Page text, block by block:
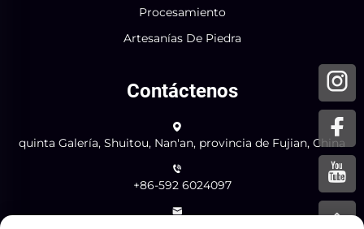
Procesamiento
Artesanías De Piedra
Contáctenos
quinta Galería, Shuitou, Nan'an, provincia de Fujian, China
+86-592 6024097